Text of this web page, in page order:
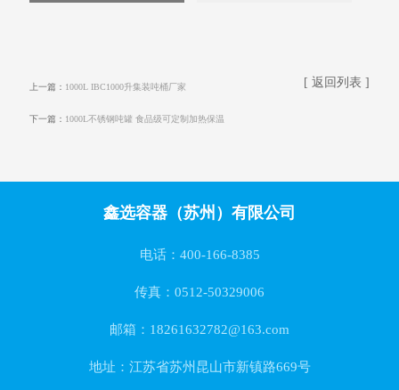
上一篇： 1000L IBC1000升集装吨桶厂家
下一篇： 1000L不锈钢吨罐 食品级可定制加热保温
[ 返回列表 ]
鑫选容器（苏州）有限公司
电话：400-166-8385
传真：0512-50329006
邮箱：18261632782@163.com
地址：江苏省苏州昆山市新镇路669号